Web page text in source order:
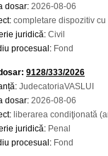
dosar: 2026-08-06
completare dispozitiv
juridică: Civil
procesual: Fond
9128/333/2026
JudecatoriaVASLUI
dosar: 2026-08-06
liberarea condiţionată
juridică: Penal
procesual: Fond